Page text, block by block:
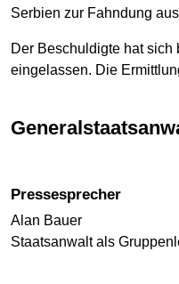
Serbien zur Fahndung
Der Beschuldigte hat sich
eingelassen. Die
Pressesprecher
Alan Bauer
Staatsanwalt als